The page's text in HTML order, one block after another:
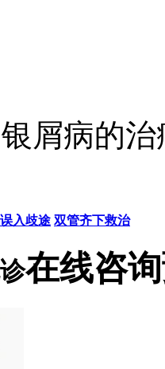
银屑病的
入歧途 双管齐下救治
在线咨